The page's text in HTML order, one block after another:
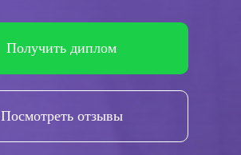
Получить диплом
Посмотреть отзывы